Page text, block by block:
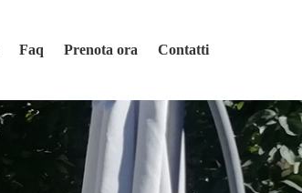
Faq Prenota ora Contatti